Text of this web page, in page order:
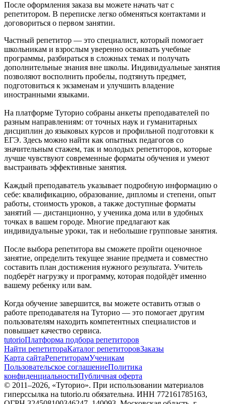
После оформления заказа вы можете начать чат с
репетитором. В переписке легко обменяться контактами и
договориться о первом занятии.
Частный репетитор — это специалист, который помогает
школьникам и взрослым уверенно осваивать учебные
программы, разбираться в сложных темах и получать
дополнительные знания вне школы. Индивидуальные занятия
позволяют восполнить пробелы, подтянуть предмет,
подготовиться к экзаменам и улучшить владение
иностранными языками.
На платформе Туторио собраны анкеты преподавателей по
разным направлениям: от точных наук и гуманитарных
дисциплин до языковых курсов и профильной подготовки к
ЕГЭ. Здесь можно найти как опытных педагогов со
значительным стажем, так и молодых репетиторов, которые
лучше чувствуют современные форматы обучения и умеют
выстраивать эффективные занятия.
Каждый преподаватель указывает подробную информацию о
себе: квалификацию, образование, дипломы и степени, опыт
работы, стоимость уроков, а также доступные форматы
занятий — дистанционно, у ученика дома или в удобных
точках в вашем городе. Многие предлагают как
индивидуальные уроки, так и небольшие групповые занятия.
После выбора репетитора вы сможете пройти оценочное
занятие, определить текущее знание предмета и совместно
составить план достижения нужного результата. Учитель
подберёт нагрузку и программу, которая подойдёт именно
вашему ребенку или вам.
Когда обучение завершится, вы можете оставить отзыв о
работе преподавателя на Туторио — это помогает другим
пользователям находить компетентных специалистов и
повышает качество сервиса.
tutorioПлатформа подбора репетиторов
Найти репетитораКаталог репетиторовЗаказы
Карта сайтаРепетиторамУченикам
Пользовательское соглашениеПолитика
конфиденциальностиПубличная оферта
© 2011–2026, «Туторио». При использовании материалов
гиперссылка на tutorio.ru обязательна. ИНН 772161785163,